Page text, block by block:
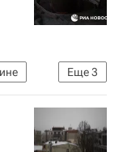
Еще3